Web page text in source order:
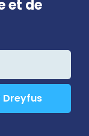
et de
Dreyfus